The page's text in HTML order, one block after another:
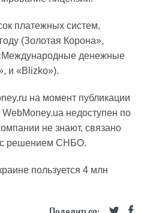
платежных систем,
(Золотая Корона»,
денежные
и «Blizko»).
на момент публикации
недоступен по
не знают, связано
с решением СНБО.
пользуется 4 млн